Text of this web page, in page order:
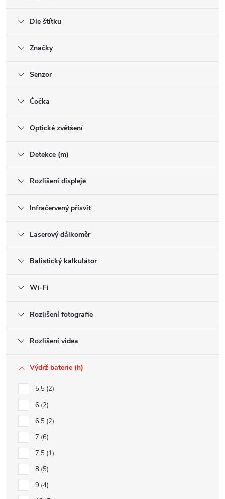
Dle štítku
Značky
Senzor
Čočka
Optické zvětšení
Detekce (m)
Rozlišení displeje
Infračervený přísvit
Laserový dálkoměr
Balistický kalkulátor
Wi-Fi
Rozlišení fotografie
Rozlišení videa
Výdrž baterie (h)
5,5 2
6 2
6,5 2
7 6
7,5 1
8 5
9 4